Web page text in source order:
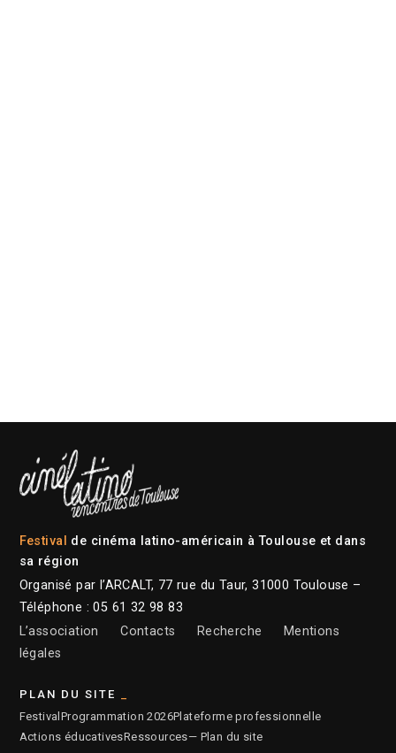
Festival de cinéma latino-américain à Toulouse et dans
sa région
Organisé par l’ARCALT, 77 rue du Taur, 31000 Toulouse –
Téléphone : 05 61 32 98 83
L’association
Contacts Recherche
Mentions
légales
PLAN DU SITE
Festival Programmation 2026Plateforme professionnelle
Actions éducativesRessources— Plan du site